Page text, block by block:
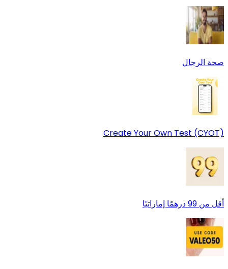
صحة الرجال
Create Your Own Test (CYOT)
أقل من 99 درهمًا إماراتيًا